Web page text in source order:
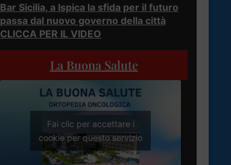
Bar Sicilia, a Ispica la sfida per il futuro
passa dal nuovo governo della città
CLICCA PER IL VIDEO
La Buona Salute
Fai clic per accettare i
cookie per questo servizio